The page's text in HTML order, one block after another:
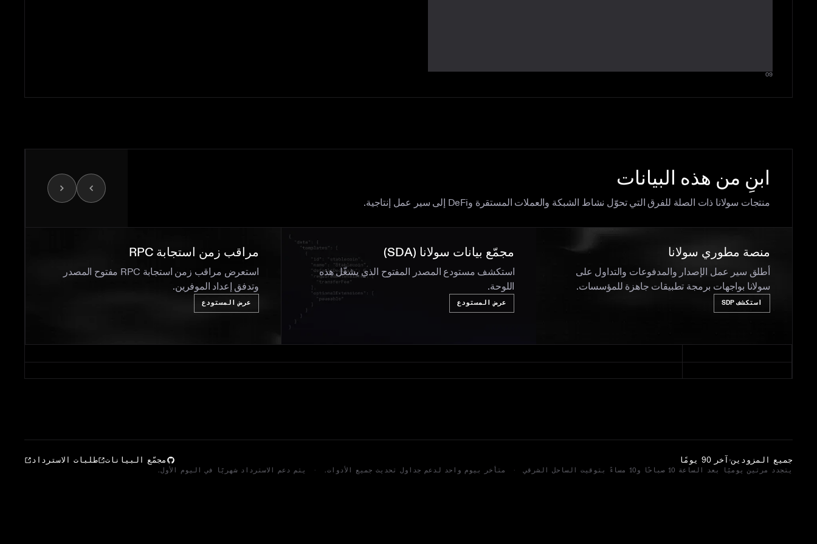
09
ابنِ من هذه البيانات
منتجات سولانا ذات الصلة للفرق التي تحوّل نشاط الشبكة والعملات المستقرة وDeFi إلى سير عمل إنتاجية.
منصة مطوري سولانا
أطلق سير عمل الإصدار والمدفوعات والتداول على
سولانا بواجهات برمجة تطبيقات جاهزة للمؤسسات.
استكشف SDP
مجمّع بيانات سولانا (SDA)
استكشف مستودع المصدر المفتوح الذي يشغّل هذه
اللوحة.
عرض المستودع
مراقب زمن استجابة RPC
استعرض مراقب زمن استجابة RPC مفتوح المصدر
وتدفق إعداد الموفرين.
عرض المستودع
جميع المزودين آخر 90 يومًا مجمّع البيانات طلبات الاسترداد
يتجدد مرتين يوميًا بعد الساعة 10 صباحًا و10 مساءً بتوقيت الساحل الشرقي · متأخر بيوم واحد لدعم جداول تحديث جميع الأدوات. · يتم دعم الاسترداد شهريًا في اليوم الأول.